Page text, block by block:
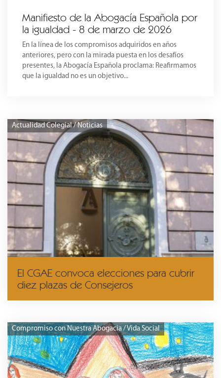
Manifiesto de la Abogacía Española por
la igualdad - 8 de marzo de 2026
En la línea de los compromisos adquiridos en años
anteriores, pero con la mirada puesta en los desafíos
presentes, la Abogacía Española proclama: Reafirmamos
que la igualdad no es un objetivo...
Actualidad Colegial / Noticias
El CGAE convoca elecciones para cubrir
diez plazas de Consejeros
Compromiso con Nuestra Abogacia / Vida Social